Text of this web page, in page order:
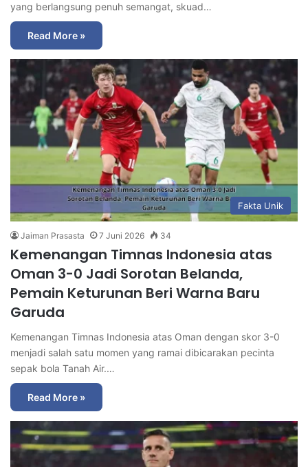
yang berlangsung penuh semangat, skuad…
Read More »
Fakta Unik
Jaiman Prasasta 7 Juni 2026 34
Kemenangan Timnas Indonesia atas
Oman 3-0 Jadi Sorotan Belanda,
Pemain Keturunan Beri Warna Baru
Garuda
Kemenangan Timnas Indonesia atas Oman dengan skor 3-0
menjadi salah satu momen yang ramai dibicarakan pecinta
sepak bola Tanah Air.…
Read More »